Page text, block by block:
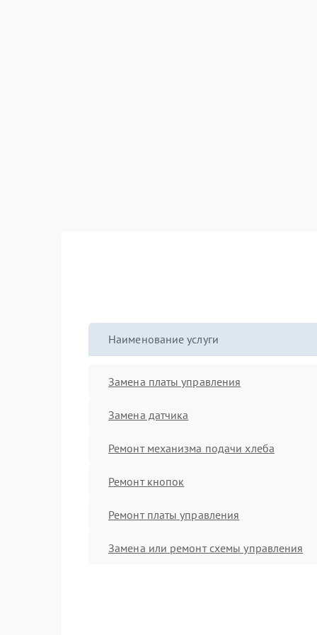
Наименование услуги
Замена платы управления
Замена датчика
Ремонт механизма подачи хлеба
Ремонт кнопок
Ремонт платы управления
Замена или ремонт схемы управления